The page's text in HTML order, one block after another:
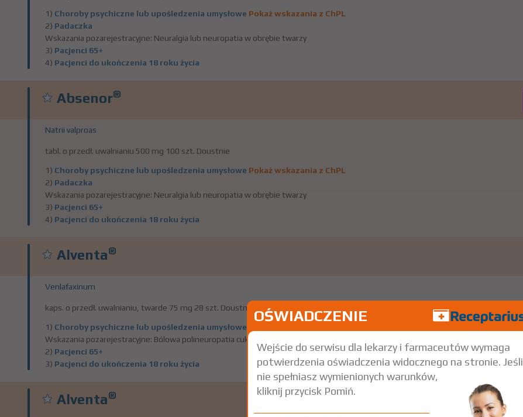
1) Choroby psychiczne lub upośledzenia umysłowe Pokaż wskazania z ChPL
2) Padaczka
Wskazania pozarejestracyjne: Neuralgia lub neuropatia w obrębie twarzy
3) Pacjenci 65+
4) Pacjenci do ukończenia 18 roku życia
Absenor®
Natrii valproas
tabl. o przedł. uwalnianiu 500 mg 100 szt. Doustnie
1) Choroby psychiczne lub upośledzenia umysłowe Pokaż wskazania z ChPL
2) Padaczka
Wskazania pozarejestracyjne: Neuralgia lub neuropatia w obrębie twarzy
3) Pacjenci 65+
4) Pacjenci do ukończenia 18 roku życia
Alventa®
Venlafaxinum
kaps. o przedł. uwalnianiu, twarde 75 mg 28 szt. Doustnie
1) Choroby psychiczne lub upośledzenia umysłowe
Wskazania pozarejestracyjne: Bólowa polineuropatia cukrzycowa; neuralgia lub neuropatia w obrębie twarzy
2) Pacjenci 65+
3) Pacjenci do ukończenia 18 roku życia
Alventa®
OŚWIADCZENIE
Wejście do serwisu dla lekarzy i farmaceutów wymaga
potwierdzenia oświadczenia widocznego na stronie. Jeśli
nie spełniasz wymienionych warunków,
kliknij przycisk Pomiń.